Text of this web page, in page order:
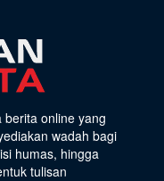
online yang
wadah bagi
humas, hingga
tulisan